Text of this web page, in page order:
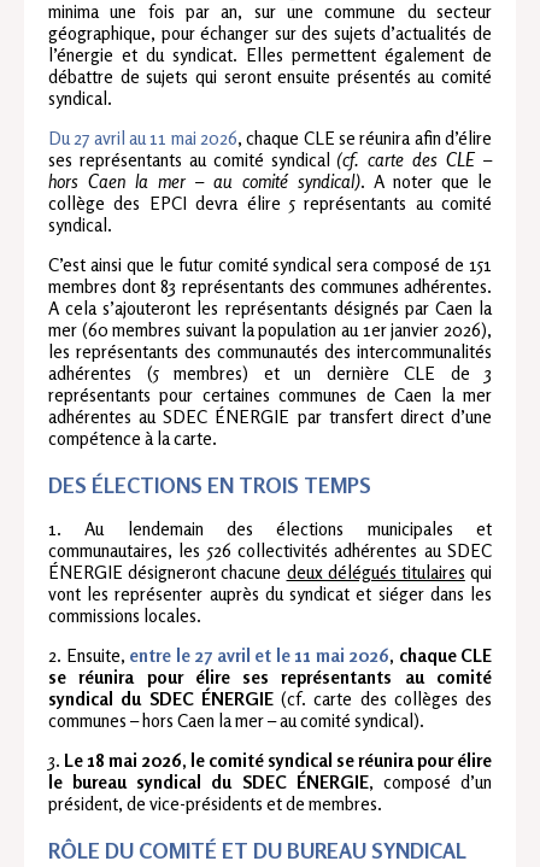
minima une fois par an, sur une commune du secteur
géographique, pour échanger sur des sujets d’actualités de
l’énergie et du syndicat. Elles permettent également de
débattre de sujets qui seront ensuite présentés au comité
syndical.
Du 27 avril au 11 mai 2026, chaque CLE se réunira afin d’élire
ses représentants au comité syndical (cf. carte des CLE –
hors Caen la mer – au comité syndical). A noter que le
collège des EPCI devra élire 5 représentants au comité
syndical.
C’est ainsi que le futur comité syndical sera composé de 151
membres dont 83 représentants des communes adhérentes.
A cela s’ajouteront les représentants désignés par Caen la
mer (60 membres suivant la population au 1er janvier 2026),
les représentants des communautés des intercommunalités
adhérentes (5 membres) et un dernière CLE de 3
représentants pour certaines communes de Caen la mer
adhérentes au SDEC ÉNERGIE par transfert direct d’une
compétence à la carte.
DES ÉLECTIONS EN TROIS TEMPS
1. Au lendemain des élections municipales et
communautaires, les 526 collectivités adhérentes au SDEC
ÉNERGIE désigneront chacune deux délégués titulaires qui
vont les représenter auprès du syndicat et siéger dans les
commissions locales.
2. Ensuite, entre le 27 avril et le 11 mai 2026, chaque CLE
se réunira pour élire ses représentants au comité
syndical du SDEC ÉNERGIE(cf. carte des collèges des
communes – hors Caen la mer – au comité syndical).
3. Le 18 mai 2026, le comité syndical se réunira pour élire
le bureau syndical du SDEC ÉNERGIE, composé d’un
président, de vice-présidents et de membres.
RÔLE DU COMITÉ ET DU BUREAU SYNDICAL